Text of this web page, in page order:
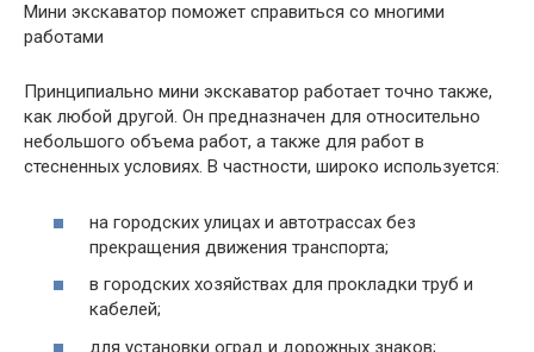
Мини экскаватор поможет справиться со многими
работами
Принципиально мини экскаватор работает точно также,
как любой другой. Он предназначен для относительно
небольшого объема работ, а также для работ в
стесненных условиях. В частности, широко используется:
на городских улицах и автотрассах без
прекращения движения транспорта;
в городских хозяйствах для прокладки труб и
кабелей;
для установки оград и дорожных знаков;